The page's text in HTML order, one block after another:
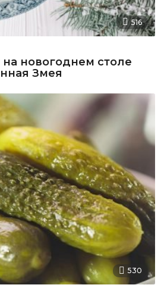
516
новогоднем столе
Змея
530